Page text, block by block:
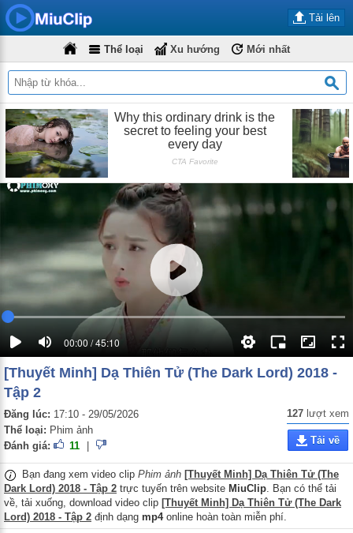
Tải lên
Thể loại Xu hướng Mới nhất
00:00 / 45:10
[Thuyết Minh] Dạ Thiên Tử (The Dark Lord) 2018 -
Tập 2
Đăng lúc: 17:10 - 29/05/2026
Thể loại: Phim ảnh
Đánh giá:
11
127 lượt xem
Tải về
Bạn đang xem video clip Phim ảnh [Thuyết Minh] Dạ Thiên Tử (The
Dark Lord) 2018 - Tập 2 trực tuyến trên website MiuClip. Bạn có thể tải
về, tải xuống, download video clip [Thuyết Minh] Dạ Thiên Tử (The Dark
Lord) 2018 - Tập 2 định dạng mp4online hoàn toàn miễn phí.